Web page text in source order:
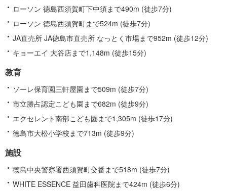
ローソン 徳島西須賀町下中須まで490m (徒歩7分)
ローソン 徳島西須賀町まで524m (徒歩7分)
JA直売所 JA徳島市直売所 なっとく市場まで952m (徒歩12分)
キョーエイ 大谷店まで1,148m (徒歩15分)
教育
ソーレ保育園三軒屋園まで509m (徒歩7分)
市立勝占認定こども園まで682m (徒歩9分)
エクセレント南部こども園まで1,305m (徒歩17分)
徳島市大松小学校まで713m (徒歩9分)
施設
徳島中央警察署西須賀町交番まで518m (徒歩7分)
WHITE ESSENCE 益田歯科医院まで424m (徒歩6分)